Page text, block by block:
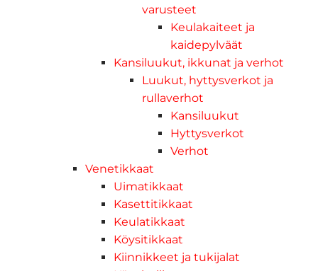
varusteet
Keulakaiteet ja
kaidepylväät
Kansiluukut, ikkunat ja verhot
Luukut, hyttysverkot ja
rullaverhot
Kansiluukut
Hyttysverkot
Verhot
Venetikkaat
Uimatikkaat
Kasettitikkaat
Keulatikkaat
Köysitikkaat
Kiinnikkeet ja tukijalat